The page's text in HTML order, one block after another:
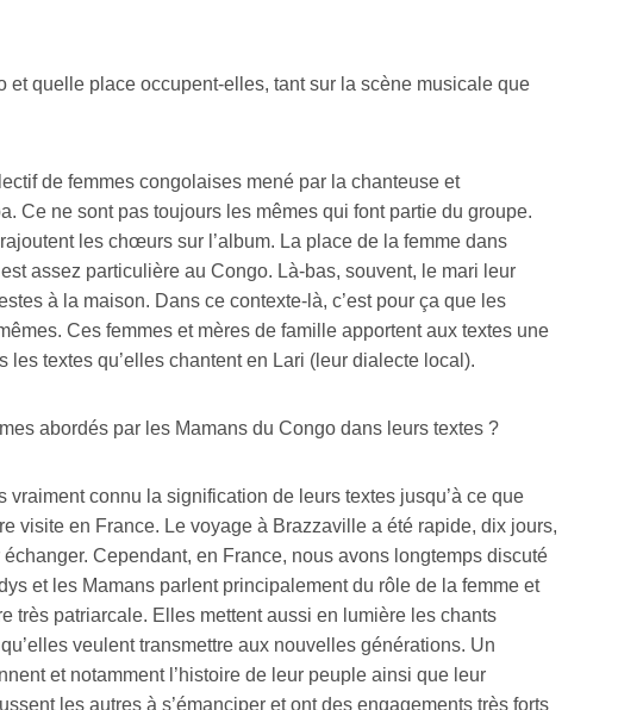
et quelle place occupent-elles, tant sur la scène musicale que
de femmes congolaises mené par la chanteuse et
Ce ne sont pas toujours les mêmes qui font partie du groupe.
les chœurs sur l’album. La place de la femme dans
assez particulière au Congo. Là-bas, souvent, le mari leur
à la maison. Dans ce contexte-là, c’est pour ça que les
Ces femmes et mères de famille apportent aux textes une
textes qu’elles chantent en Lari (leur dialecte local).
abordés par les Mamans du Congo dans leurs textes ?
vraiment connu la signification de leurs textes jusqu’à ce que
visite en France. Le voyage à Brazzaville a été rapide, dix jours,
Cependant, en France, nous avons longtemps discuté
et les Mamans parlent principalement du rôle de la femme et
très patriarcale. Elles mettent aussi en lumière les chants
veulent transmettre aux nouvelles générations. Un
et notamment l’histoire de leur peuple ainsi que leur
les autres à s’émanciper et ont des engagements très forts